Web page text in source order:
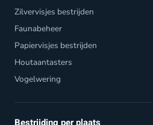
Zilvervisjes bestrijden
Faunabeheer
Papiervisjes bestrijden
Houtaantasters
Vogelwering